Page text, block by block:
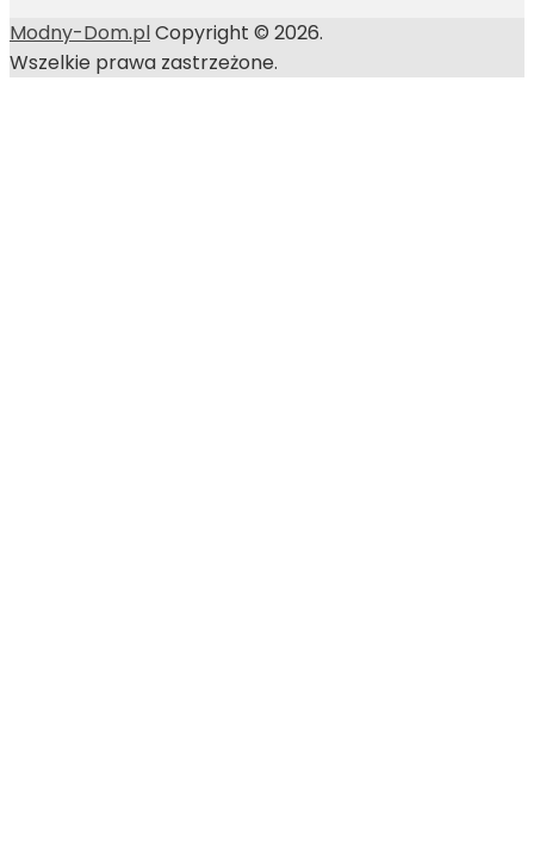
Modny-Dom.plCopyright © 2026.
Wszelkie prawa zastrzeżone.